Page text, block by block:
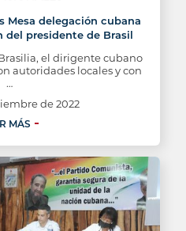
Mesa delegación cubana
del presidente de Brasil
el dirigente cubano
autoridades locales y con
…
de 2022
MÁS